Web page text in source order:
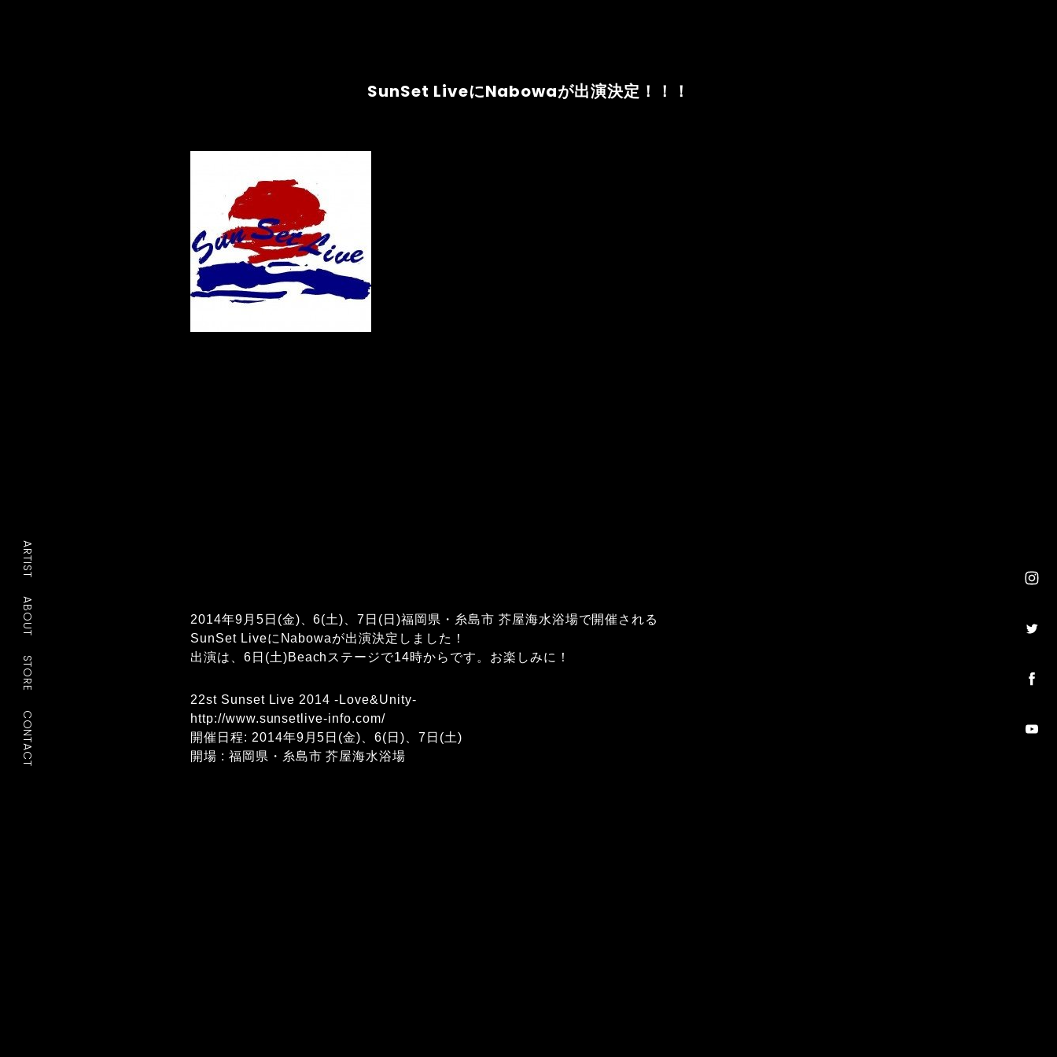
ARTIST
ABOUT
STORE
CONTACT
SunSet LiveにNabowaが出演決定！！！
2014年9月5日(金)、6(土)、7日(日)福岡県・糸島市 芥屋海水浴場で開催される
SunSet LiveにNabowaが出演決定しました！
出演は、6日(土)Beachステージで14時からです。お楽しみに！
22st Sunset Live 2014 -Love&Unity-
http://www.sunsetlive-info.com/
開催日程: 2014年9月5日(金)、6(日)、7日(土)
開場 : 福岡県・糸島市 芥屋海水浴場